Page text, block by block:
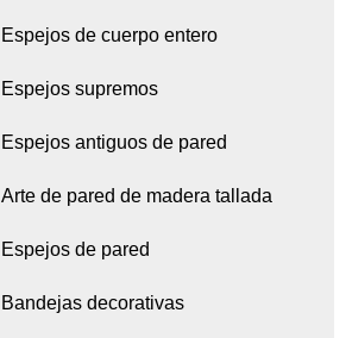
Espejos de cuerpo entero
Espejos supremos
Espejos antiguos de pared
Arte de pared de madera tallada
Espejos de pared
Bandejas decorativas